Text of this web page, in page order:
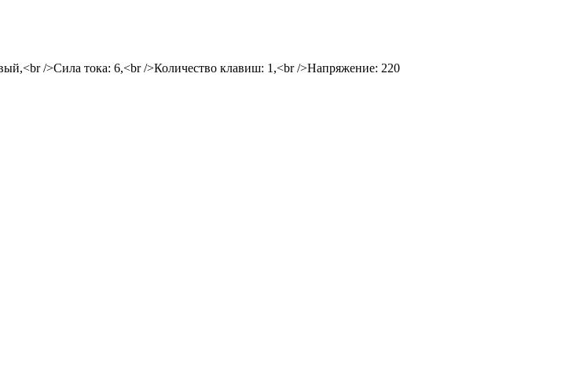
/>Сила тока: 6,<br />Количество клавиш: 1,<br />Напряжение: 220